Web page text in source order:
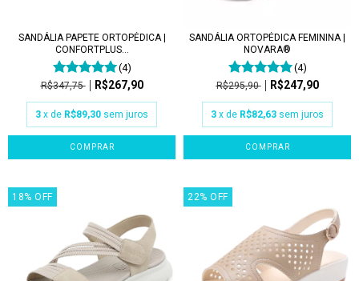
SANDÁLIA PAPETE ORTOPÉDICA |
CONFORTPLUS...
(4)
R$347,75 R$267,90
3 x de R$89,30 sem juros
COMPRAR
SANDÁLIA ORTOPÉDICA FEMININA |
NOVARA®
(4)
R$295,90 R$247,90
3 x de R$82,63 sem juros
COMPRAR
18% OFF 22% OFF